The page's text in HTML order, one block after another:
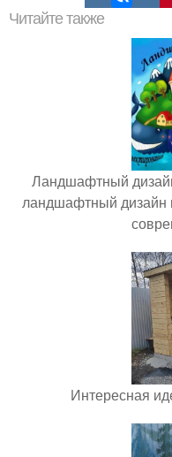
Читайте также
Ландшафтный
ландшафтный дизайн
Интересная